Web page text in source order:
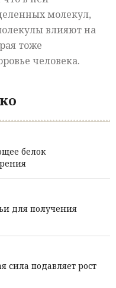
молекул,
влияют на
тоже
человека.
белок
для получения
сила подавляет рост